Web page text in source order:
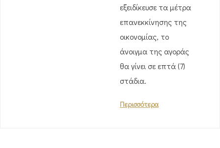
εξειδίκευσε τα μέτρα
επανεκκίνησης της
οικονομίας, το
άνοιγμα της αγοράς
θα γίνει σε επτά (7)
στάδια.
Περισσότερα